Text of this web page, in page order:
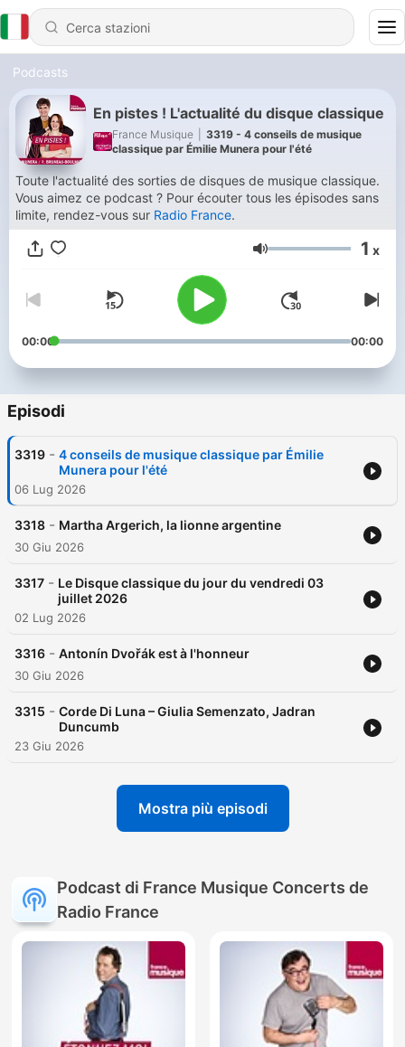
Podcasts
En pistes ! L'actualité du disque classique
France Musique
3319 - 4 conseils de musique
classique par Émilie Munera pour l'été
Toute l'actualité des sorties de disques de musique classique.
Vous aimez ce podcast ? Pour écouter tous les épisodes sans
limite, rendez-vous sur Radio France.
Volume 1 x
00:00 00:00
Episodi
3319 - 4 conseils de musique classique par Émilie
Munera pour l'été
06 Lug 2026
3318 - Martha Argerich, la lionne argentine
30 Giu 2026
3317 - Le Disque classique du jour du vendredi 03
juillet 2026
02 Lug 2026
3316 - Antonín Dvořák est à l'honneur
30 Giu 2026
3315 - Corde Di Luna – Giulia Semenzato, Jadran
Duncumb
23 Giu 2026
Mostra più episodi
Podcast di France Musique Concerts de
Radio France